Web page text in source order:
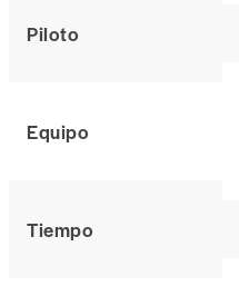
Piloto
Equipo
Tiempo